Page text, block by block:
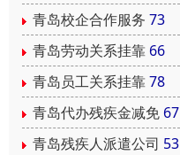
青岛校企合作服务 73
青岛劳动关系挂靠 66
青岛员工关系挂靠78
青岛代办残疾金减免 67
青岛残疾人派遣公司 53